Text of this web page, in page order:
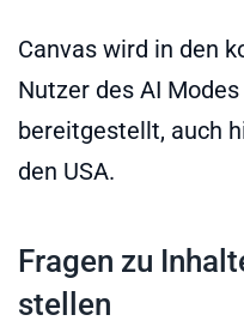
Canvas wird in den
Nutzer des AI
bereitgestellt, auch
den USA.
Fragen zu
stellen